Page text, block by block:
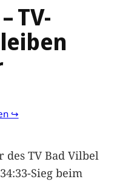
TV-
↪
TV Bad Vilbel
Sieg beim